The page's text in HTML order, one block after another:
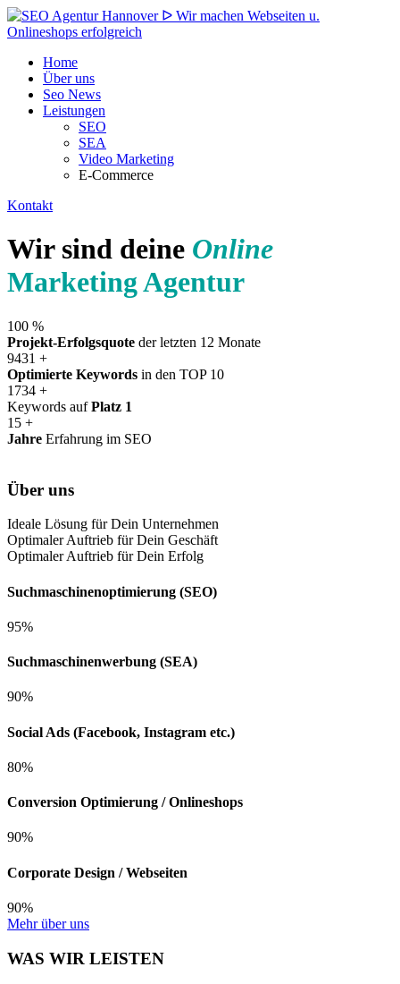
Home
Über uns
Seo News
Leistungen
SEO
SEA
Video Marketing
E-Commerce
Kontakt
Wir sind deine Online
Marketing Agentur
100 %
Projekt-Erfolgsquote der letzten 12 Monate
9431 +
Optimierte Keywords in den TOP 10
1734 +
Keywords aufPlatz 1
15 +
Jahre Erfahrung im SEO
Über uns
Ideale Lösung für Dein Unternehmen
Optimaler Auftrieb für Dein Geschäft
Optimaler Auftrieb für Dein Erfolg
Suchmaschinenoptimierung (SEO)
95%
Suchmaschinenwerbung (SEA)
90%
Social Ads (Facebook, Instagram etc.)
80%
Conversion Optimierung / Onlineshops
90%
Corporate Design / Webseiten
90%
Mehr über uns
WAS WIR LEISTEN